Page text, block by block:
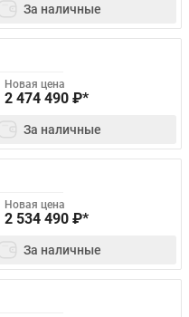
За наличные
Новая цена
2 474 490 ₽*
За наличные
Новая цена
2 534 490 ₽*
За наличные